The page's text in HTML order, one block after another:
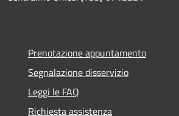
Prenotazione appuntamento
Segnalazione disservizio
Leggi le FAQ
Richiesta assistenza